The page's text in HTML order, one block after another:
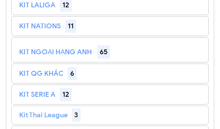
KIT LALIGA 12
KIT NATIONS 11
KIT NGOẠI HẠNG ANH 65
KIT QG KHÁC 6
KIT SERIE A 12
Kit Thai League 3